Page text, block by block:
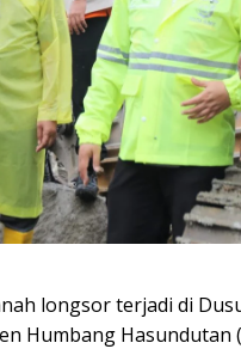
longsor terjadi di
Humbang Hasundutan